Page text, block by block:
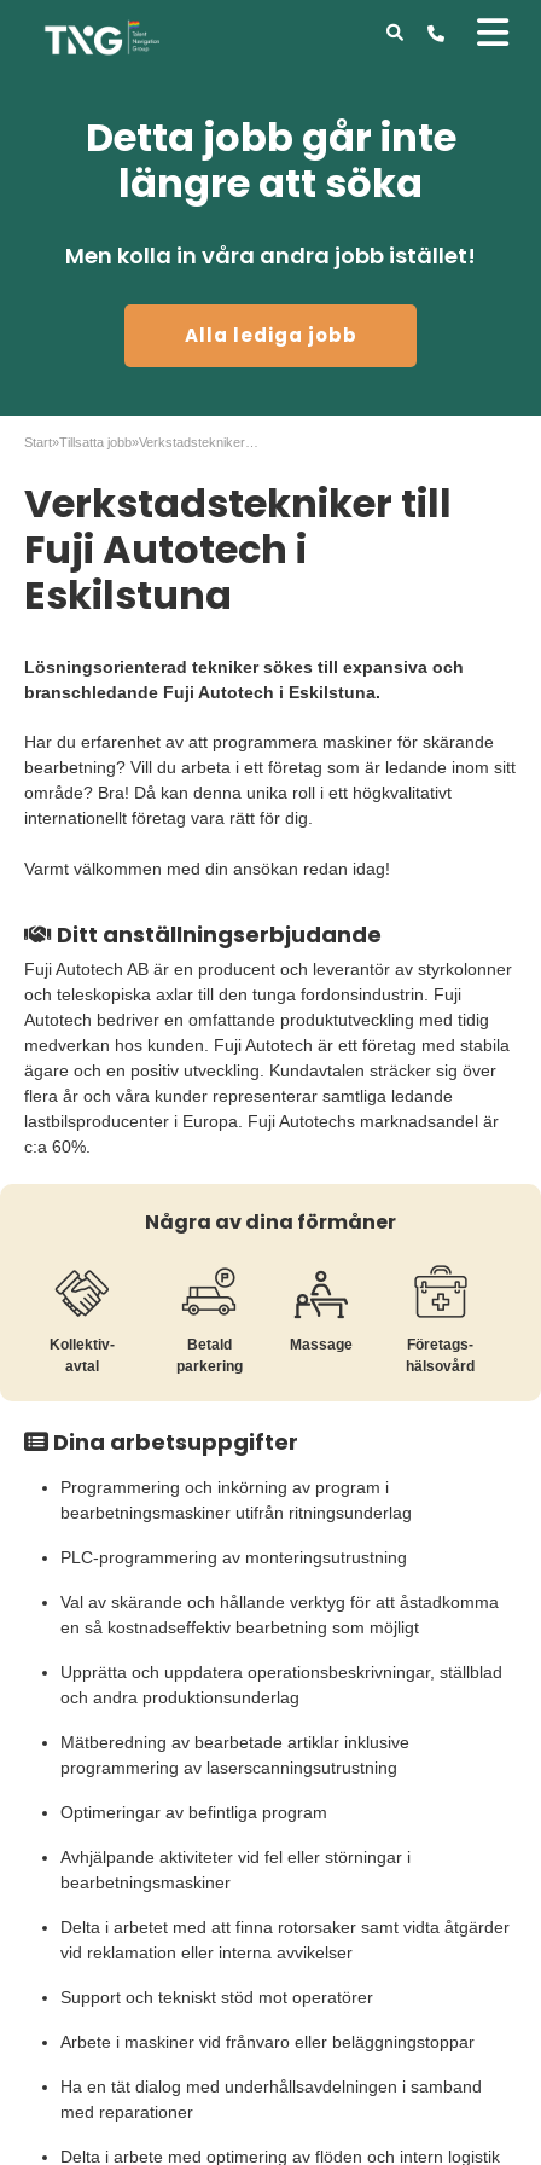
Detta jobb går inte
längre att söka
Men kolla in våra andra jobb istället!
Alla lediga jobb
Start»Tillsatta jobb»
Verkstadstekniker till
Fuji Autotech i
Eskilstuna
Lösningsorienterad tekniker sökes till expansiva och
branschledande Fuji Autotech i Eskilstuna.
Har du erfarenhet av att programmera maskiner för skärande
bearbetning? Vill du arbeta i ett företag som är ledande inom sitt
område? Bra! Då kan denna unika roll i ett högkvalitativt
internationellt företag vara rätt för dig.
Varmt välkommen med din ansökan redan idag!
Ditt anställningserbjudande
Fuji Autotech AB är en producent och leverantör av styrkolonner
och teleskopiska axlar till den tunga fordonsindustrin. Fuji
Autotech bedriver en omfattande produktutveckling med tidig
medverkan hos kunden. Fuji Autotech är ett företag med stabila
ägare och en positiv utveckling. Kundavtalen sträcker sig över
flera år och våra kunder representerar samtliga ledande
lastbilsproducenter i Europa. Fuji Autotechs marknadsandel är
c:a 60%.
Några av dina förmåner
Kollektiv­
avtal
Betald
parkering
Massage
Företags­
hälsovård
Dina arbetsuppgifter
Programmering och inkörning av program i
bearbetningsmaskiner utifrån ritningsunderlag
PLC-programmering av monteringsutrustning
Val av skärande och hållande verktyg för att åstadkomma
en så kostnadseffektiv bearbetning som möjligt
Upprätta och uppdatera operationsbeskrivningar, ställblad
och andra produktionsunderlag
Mätberedning av bearbetade artiklar inklusive
programmering av laserscanningsutrustning
Optimeringar av befintliga program
Avhjälpande aktiviteter vid fel eller störningar i
bearbetningsmaskiner
Delta i arbetet med att finna rotorsaker samt vidta åtgärder
vid reklamation eller interna avvikelser
Support och tekniskt stöd mot operatörer
Arbete i maskiner vid frånvaro eller beläggningstoppar
Ha en tät dialog med underhållsavdelningen i samband
med reparationer
Delta i arbete med optimering av flöden och intern logistik